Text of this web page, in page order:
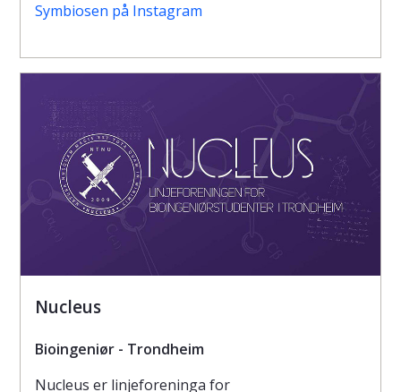
Symbiosen på Instagram
Nucleus
Bioingeniør - Trondheim
Nucleus er linjeforeninga for